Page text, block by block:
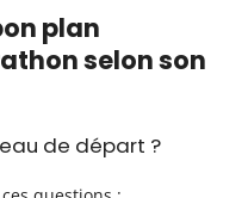
plan
selon son
de départ ?